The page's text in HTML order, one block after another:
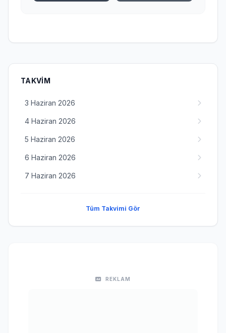
TAKVIM
3 Haziran 2026
4 Haziran 2026
5 Haziran 2026
6 Haziran 2026
7 Haziran 2026
Tüm Takvimi Gör
REKLAM